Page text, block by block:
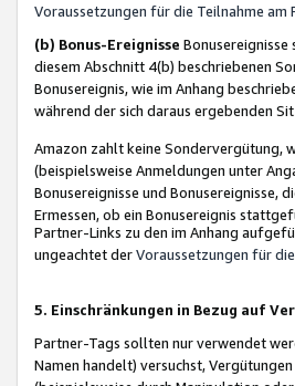
Voraussetzungen für die Teilnahme am
(b) Bonus-Ereignisse
diesem Abschnitt 4(b) beschriebenen
Bonusereignis, wie im Anhang
während der sich daraus ergebenden
Amazon zahlt keine Sondervergütung,
(beispielsweise Anmeldungen unter
Bonusereignisse und Bonusereignisse,
Ermessen, ob ein Bonusereignis
Partner-Links zu den im Anhang
ungeachtet derVoraussetzungen für
5. Einschränkungen in Bezug auf
Partner-Tags sollten nur verwendet
Namen handelt) versuchst,